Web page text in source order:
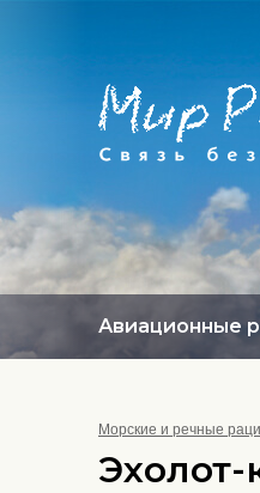
Авиационные
Морские и речные
Эхолот-